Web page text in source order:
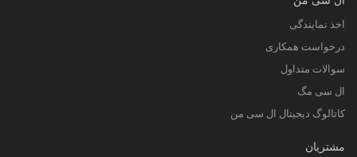
اخذ نمایندگی
درخواست همکاری
سوالات متداول
ال سی مگ
کاتالوگ دیجیتال ال سی من
مشتریان